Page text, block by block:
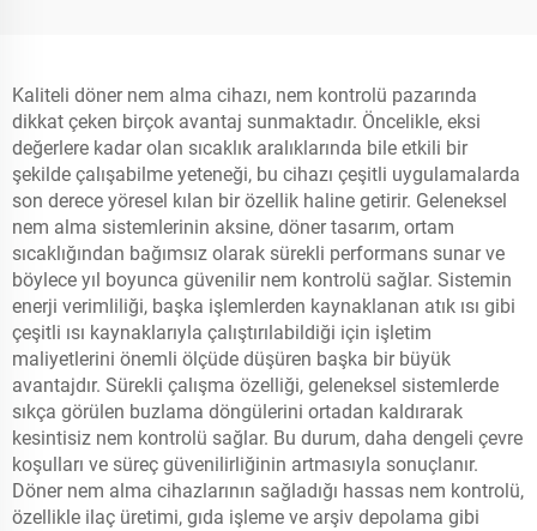
Kaliteli döner nem alma cihazı, nem kontrolü pazarında
dikkat çeken birçok avantaj sunmaktadır. Öncelikle, eksi
değerlere kadar olan sıcaklık aralıklarında bile etkili bir
şekilde çalışabilme yeteneği, bu cihazı çeşitli uygulamalarda
son derece yöresel kılan bir özellik haline getirir. Geleneksel
nem alma sistemlerinin aksine, döner tasarım, ortam
sıcaklığından bağımsız olarak sürekli performans sunar ve
böylece yıl boyunca güvenilir nem kontrolü sağlar. Sistemin
enerji verimliliği, başka işlemlerden kaynaklanan atık ısı gibi
çeşitli ısı kaynaklarıyla çalıştırılabildiği için işletim
maliyetlerini önemli ölçüde düşüren başka bir büyük
avantajdır. Sürekli çalışma özelliği, geleneksel sistemlerde
sıkça görülen buzlama döngülerini ortadan kaldırarak
kesintisiz nem kontrolü sağlar. Bu durum, daha dengeli çevre
koşulları ve süreç güvenilirliğinin artmasıyla sonuçlanır.
Döner nem alma cihazlarının sağladığı hassas nem kontrolü,
özellikle ilaç üretimi, gıda işleme ve arşiv depolama gibi